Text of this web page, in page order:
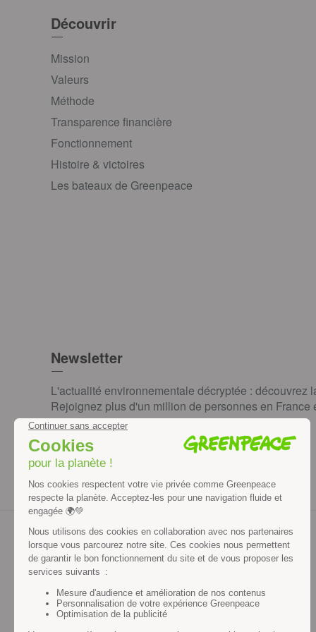
Découvrir
Mission
Valeurs
Méthode
Transparence financière
Fonctionnement
Histoire & victoires
Les bateaux de Greenpeace
Newsletter
L'actualité environnementale décryptée : découvrez
Rejoignez plus d'un million de personnes en
JE M'INSCRIS
Contenus et propriété intellectuelle